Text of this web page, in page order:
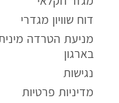
דוח שוויון מגדרי
ק
ו
ץ
מ
מניעת הטרדה
בארגון
נגישות
מדיניות פרטיות